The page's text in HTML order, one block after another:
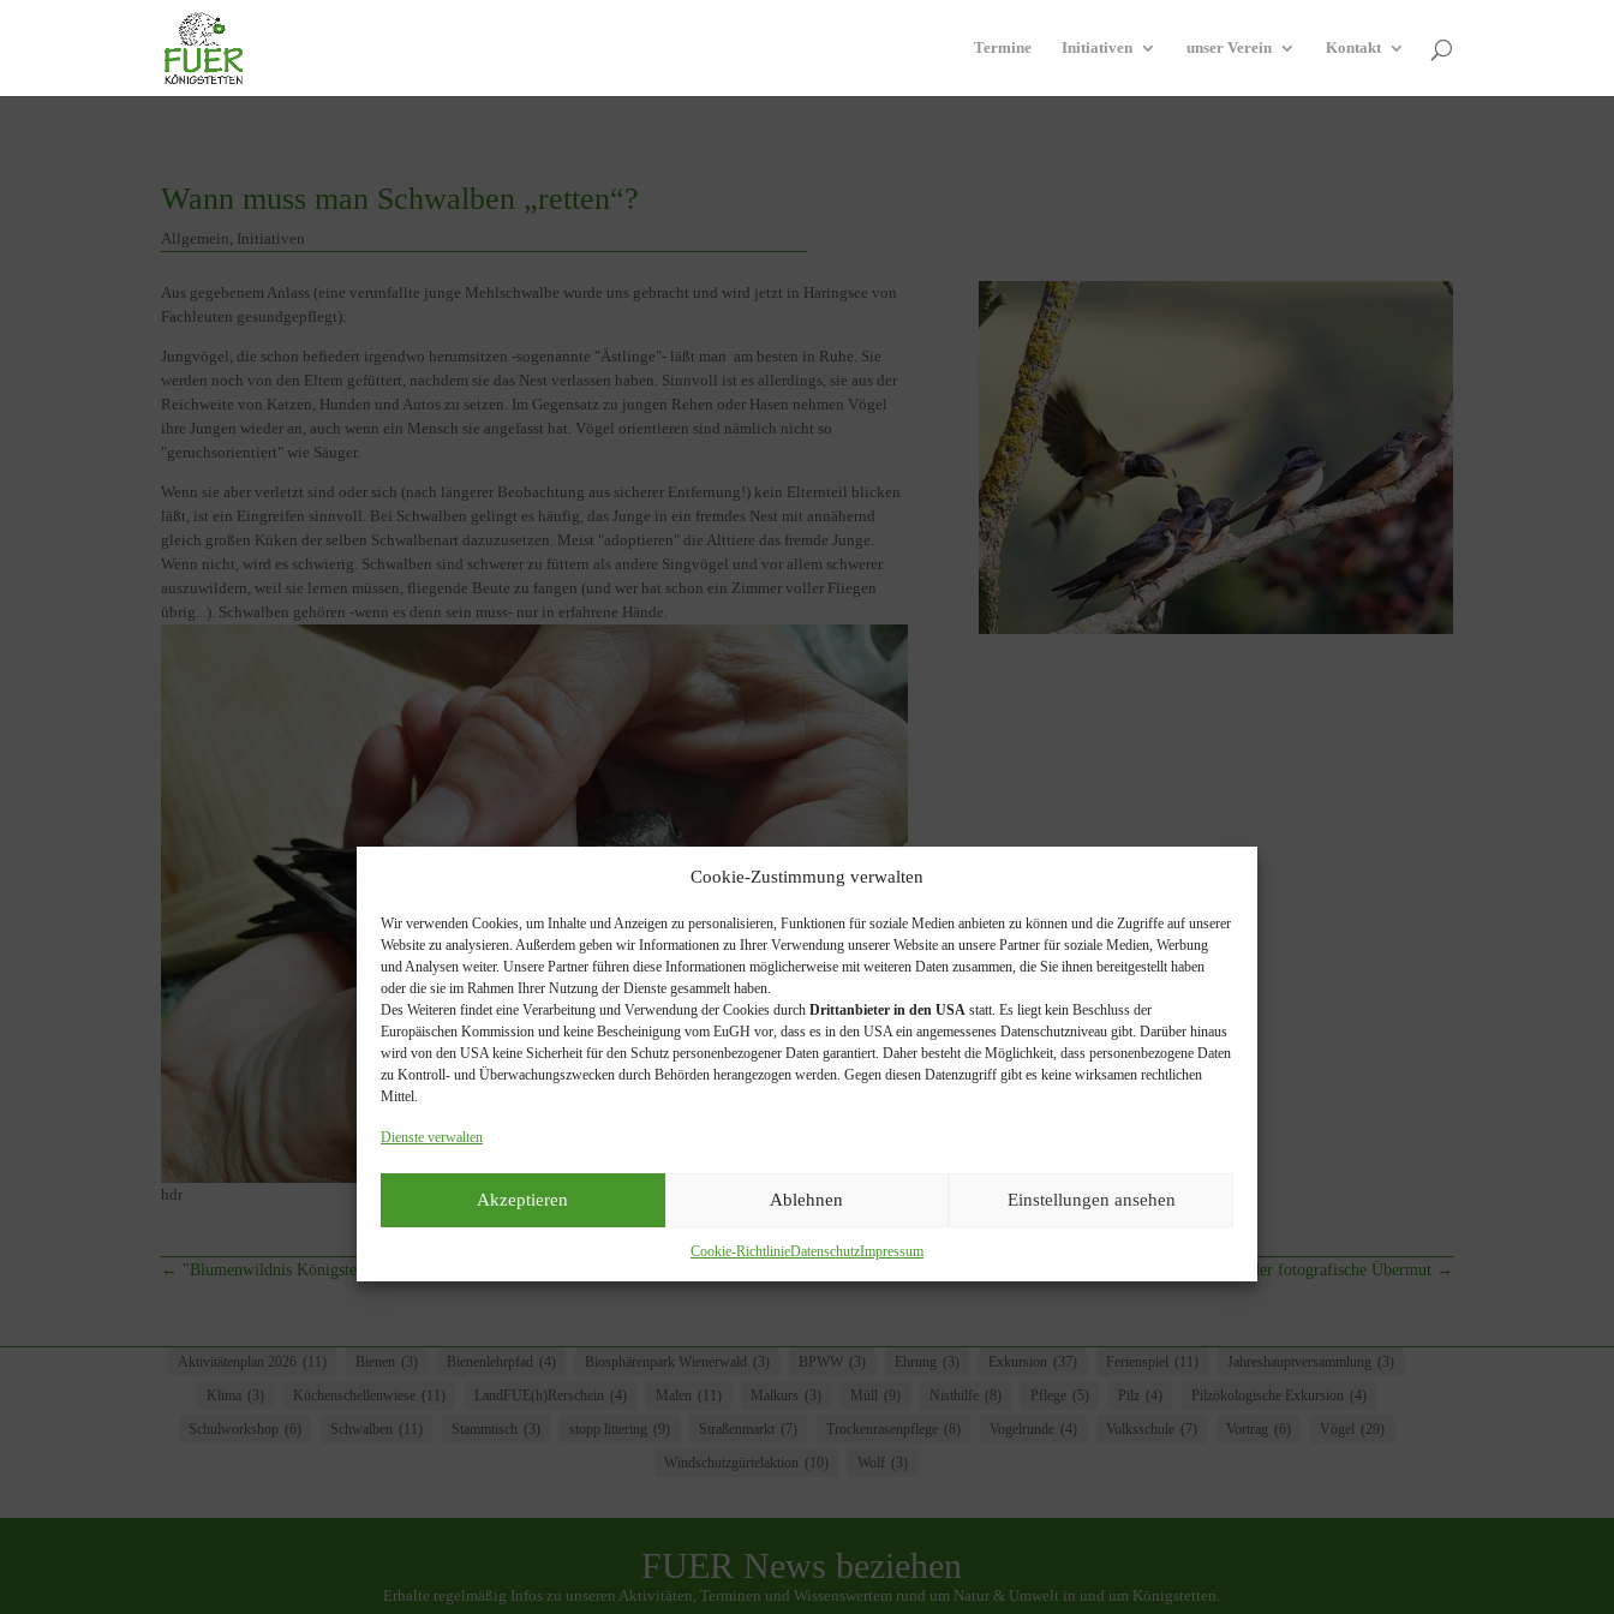
Cookie-Zustimmung verwalten
Wir verwenden Cookies, um Inhalte und Anzeigen zu personalisieren, Funktionen für soziale Medien anbieten zu können und die Zugriffe auf unserer
Website zu analysieren. Außerdem geben wir Informationen zu Ihrer Verwendung unserer Website an unsere Partner für soziale Medien, Werbung
und Analysen weiter. Unsere Partner führen diese Informationen möglicherweise mit weiteren Daten zusammen, die Sie ihnen bereitgestellt haben
oder die sie im Rahmen Ihrer Nutzung der Dienste gesammelt haben.
Des Weiteren findet eine Verarbeitung und Verwendung der Cookies durch Drittanbieter in den USA statt. Es liegt kein Beschluss der
Europäischen Kommission und keine Bescheinigung vom EuGH vor, dass es in den USA ein angemessenes Datenschutzniveau gibt. Darüber hinaus
wird von den USA keine Sicherheit für den Schutz personenbezogener Daten garantiert. Daher besteht die Möglichkeit, dass personenbezogene Daten
zu Kontroll- und Überwachungszwecken durch Behörden herangezogen werden. Gegen diesen Datenzugriff gibt es keine wirksamen rechtlichen
Mittel.
Dienste verwalten
Akzeptieren Ablehnen Einstellungen ansehen
Cookie-RichtlinieDatenschutzImpressum
Termine Initiativen unser Verein Kontakt
Wann muss man Schwalben „retten“?
Allgemein Initiativen
Aus gegebenem Anlass (eine verunfallte junge Mehlschwalbe wurde uns gebracht und wird jetzt in Haringsee von
Fachleuten gesundgepflegt):
Jungvögel, die schon befiedert irgendwo herumsitzen -sogenannte "Ästlinge"- läßt man am besten in Ruhe. Sie
werden noch von den Eltern gefüttert, nachdem sie das Nest verlassen haben. Sinnvoll ist es allerdings, sie aus der
Reichweite von Katzen, Hunden und Autos zu setzen. Im Gegensatz zu jungen Rehen oder Hasen nehmen Vögel
ihre Jungen wieder an, auch wenn ein Mensch sie angefasst hat. Vögel orientieren sind nämlich nicht so
"geruchsorientiert" wie Säuger.
Wenn sie aber verletzt sind oder sich (nach längerer Beobachtung aus sicherer Entfernung!) kein Elternteil blicken
läßt, ist ein Eingreifen sinnvoll. Bei Schwalben gelingt es häufig, das Junge in ein fremdes Nest mit annähernd
gleich großen Küken der selben Schwalbenart dazuzusetzen. Meist "adoptieren" die Alttiere das fremde Junge.
Wenn nicht, wird es schwierig. Schwalben sind schwerer zu füttern als andere Singvögel und vor allem schwerer
auszuwildern, weil sie lernen müssen, fliegende Beute zu fangen (und wer hat schon ein Zimmer voller Fliegen
übrig...). Schwalben gehören -wenn es denn sein muss- nur in erfahrene Hände.
hdr
← "Blumenwildnis Königstetten" Draußen tobt das Gewitter, drinnen der fotografische Übermut →
Aktivitätenplan 2026 (11) Bienen (3) Bienenlehrpfad (4) Biosphärenpark Wienerwald (3) BPWW (3) Ehrung (3) Exkursion (37) Ferienspiel (11) Jahreshauptversammlung (3)
Klima (3) Küchenschellenwiese (11) LandFUE(h)Rerschein (4) Malen (11) Malkurs (3) Müll (9) Nisthilfe (8) Pflege (5) Pilz (4) Pilzökologische Exkursion (4)
Schulworkshop (6) Schwalben (11) Stammtisch (3) stopp littering (9) Straßenmarkt (7) Trockenrasenpflege (8) Vogelrunde (4) Volksschule (7) Vortrag (6) Vögel
(29)
Windschutzgürtelaktion (10) Wolf (3)
FUER News beziehen
Erhalte regelmäßig Infos zu unseren Aktivitäten, Terminen und Wissenswertem rund um Natur & Umwelt in und um Königstetten.